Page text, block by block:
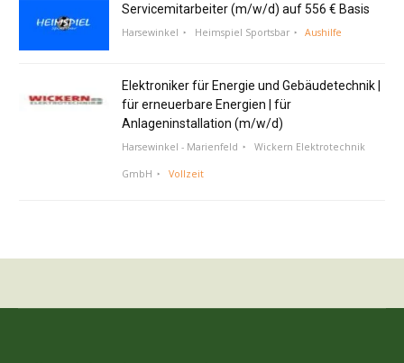
Servicemitarbeiter (m/w/d) auf 556 € Basis
Harsewinkel Heimspiel Sportsbar Aushilfe
Elektroniker für Energie und Gebäudetechnik |
für erneuerbare Energien | für
Anlageninstallation (m/w/d)
Harsewinkel - Marienfeld Wickern Elektrotechnik
GmbH Vollzeit